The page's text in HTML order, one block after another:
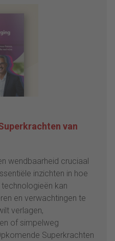
van
wendbaarheid cruciaal
inzichten in hoe
kan
en verwachtingen te
verlagen,
of simpelweg
Superkrachten